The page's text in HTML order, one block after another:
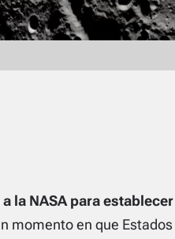
la NASA para
momento en que